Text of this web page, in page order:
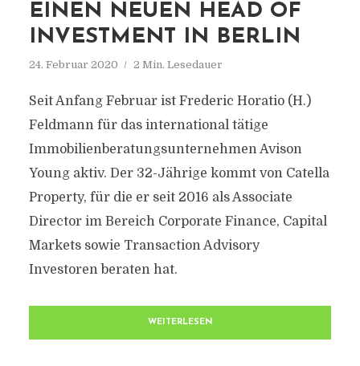
EINEN NEUEN HEAD OF
INVESTMENT IN BERLIN
24. Februar 2020 2 Min. Lesedauer
Seit Anfang Februar ist Frederic Horatio (H.)
Feldmann für das international tätige
Immobilienberatungsunternehmen Avison
Young aktiv. Der 32-Jährige kommt von Catella
Property, für die er seit 2016 als Associate
Director im Bereich Corporate Finance, Capital
Markets sowie Transaction Advisory
Investoren beraten hat.
WEITERLESEN